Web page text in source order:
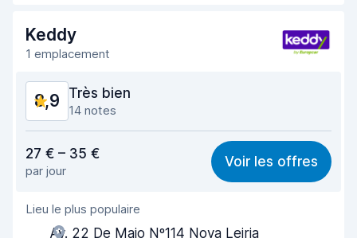
Propreté de la voiture 9,5
État du véhicule
Keddy
1 emplacement
8,9 Très bien
14 notes
8,2
Recherche facile 9,1
Agent serviable
27 € – 35 €
par jour
Voir les offres
Lieu le plus populaire
Av. 22 De Maio Nº114 Nova Leiria